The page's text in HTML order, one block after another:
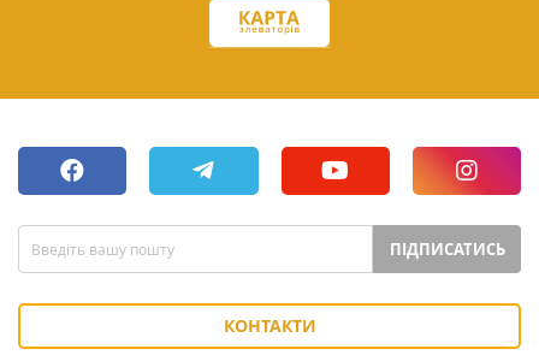
ПІДПИСАТИСЬ
КОНТАКТИ